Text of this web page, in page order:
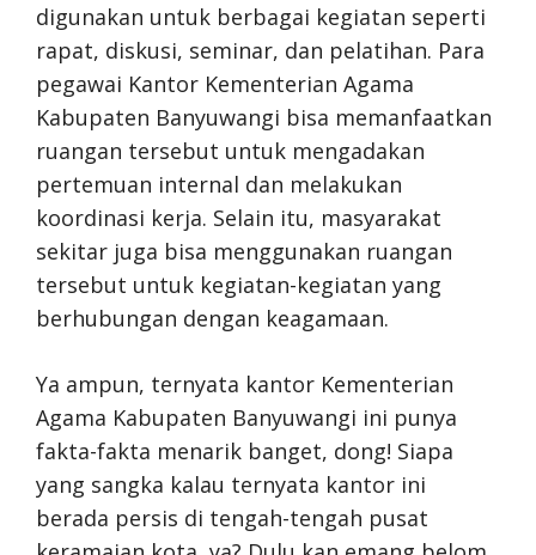
digunakan untuk berbagai kegiatan seperti
rapat, diskusi, seminar, dan pelatihan. Para
pegawai Kantor Kementerian Agama
Kabupaten Banyuwangi bisa memanfaatkan
ruangan tersebut untuk mengadakan
pertemuan internal dan melakukan
koordinasi kerja. Selain itu, masyarakat
sekitar juga bisa menggunakan ruangan
tersebut untuk kegiatan-kegiatan yang
berhubungan dengan keagamaan.
Ya ampun, ternyata kantor Kementerian
Agama Kabupaten Banyuwangi ini punya
fakta-fakta menarik banget, dong! Siapa
yang sangka kalau ternyata kantor ini
berada persis di tengah-tengah pusat